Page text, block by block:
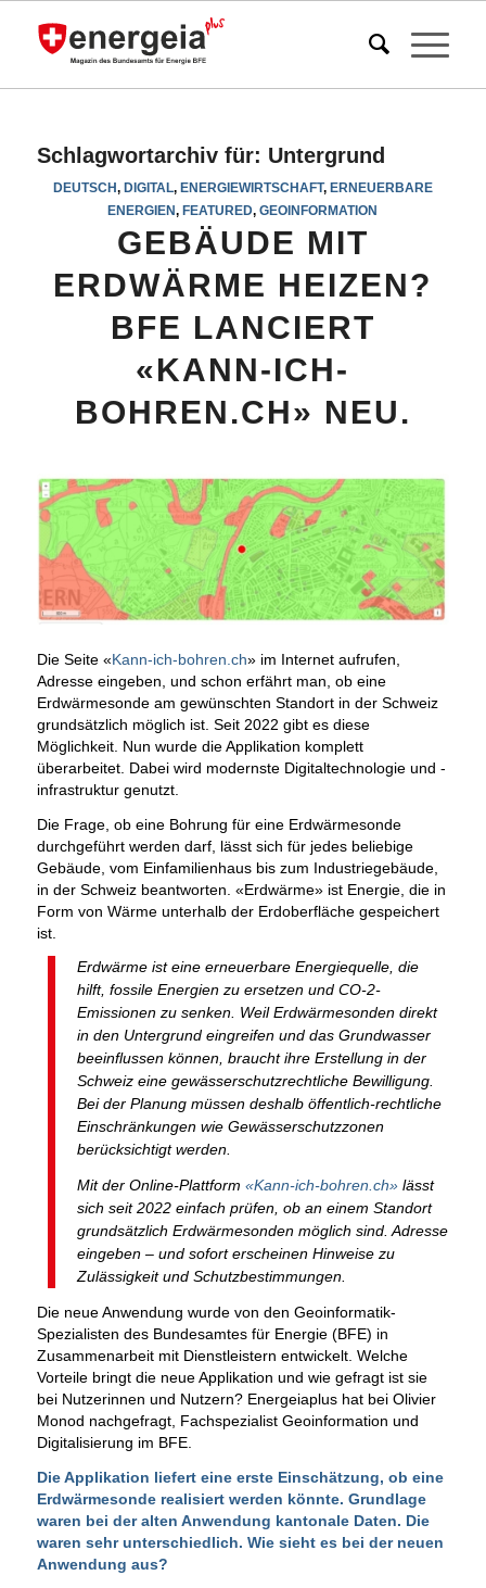
Schlagwortarchiv für: Untergrund
DEUTSCH, DIGITAL, ENERGIEWIRTSCHAFT, ERNEUERBARE
ENERGIEN,FEATURED,GEOINFORMATION
GEBÄUDE MIT
ERDWÄRME HEIZEN?
BFE LANCIERT
«KANN-ICH-
BOHREN.CH» NEU.
Die Seite «Kann-ich-bohren.ch» im Internet aufrufen,
Adresse eingeben, und schon erfährt man, ob eine
Erdwärmesonde am gewünschten Standort in der Schweiz
grundsätzlich möglich ist. Seit 2022 gibt es diese
Möglichkeit. Nun wurde die Applikation komplett
überarbeitet. Dabei wird modernste Digitaltechnologie und -
infrastruktur genutzt.
Die Frage, ob eine Bohrung für eine Erdwärmesonde
durchgeführt werden darf, lässt sich für jedes beliebige
Gebäude, vom Einfamilienhaus bis zum Industriegebäude,
in der Schweiz beantworten. «Erdwärme» ist Energie, die in
Form von Wärme unterhalb der Erdoberfläche gespeichert
ist.
Erdwärme ist eine erneuerbare Energiequelle, die
hilft, fossile Energien zu ersetzen und CO-2-
Emissionen zu senken. Weil Erdwärmesonden direkt
in den Untergrund eingreifen und das Grundwasser
beeinflussen können, braucht ihre Erstellung in der
Schweiz eine gewässerschutzrechtliche Bewilligung.
Bei der Planung müssen deshalb öffentlich-rechtliche
Einschränkungen wie Gewässerschutzzonen
berücksichtigt werden.
Mit der Online-Plattform «Kann-ich-bohren.ch»lässt
sich seit 2022 einfach prüfen, ob an einem Standort
grundsätzlich Erdwärmesonden möglich sind. Adresse
eingeben – und sofort erscheinen Hinweise zu
Zulässigkeit und Schutzbestimmungen.
Die neue Anwendung wurde von den Geoinformatik-
Spezialisten des Bundesamtes für Energie (BFE) in
Zusammenarbeit mit Dienstleistern entwickelt. Welche
Vorteile bringt die neue Applikation und wie gefragt ist sie
bei Nutzerinnen und Nutzern? Energeiaplus hat bei Olivier
Monod nachgefragt, Fachspezialist Geoinformation und
Digitalisierung im BFE.
Die Applikation liefert eine erste Einschätzung, ob eine
Erdwärmesonde realisiert werden könnte. Grundlage
waren bei der alten Anwendung kantonale Daten. Die
waren sehr unterschiedlich. Wie sieht es bei der neuen
Anwendung aus?